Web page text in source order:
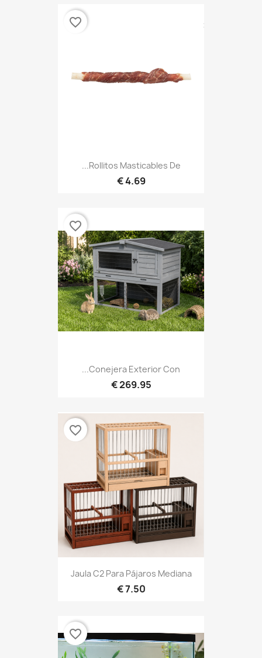
Rollitos Masticables De...
4.69 €
favorite_border
Conejera Exterior Con...
269.95 €
favorite_border
Jaula C2 Para Pájaros Mediana
7.50 €
favorite_border
favorite_border